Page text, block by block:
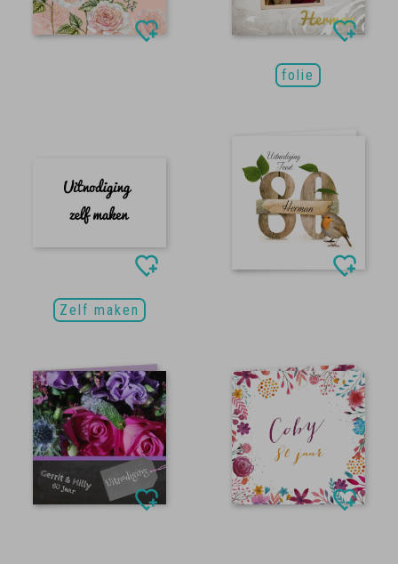
folie
Zelf maken